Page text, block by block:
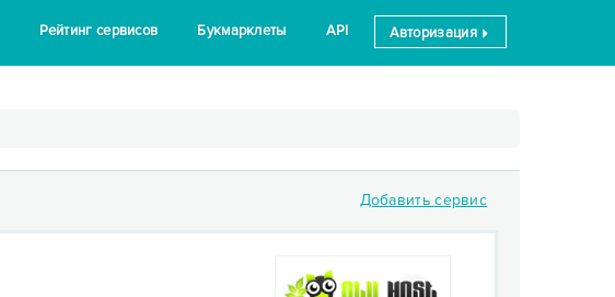
Рейтинг сервисов Букмарклеты API Авторизация
Добавить сервис